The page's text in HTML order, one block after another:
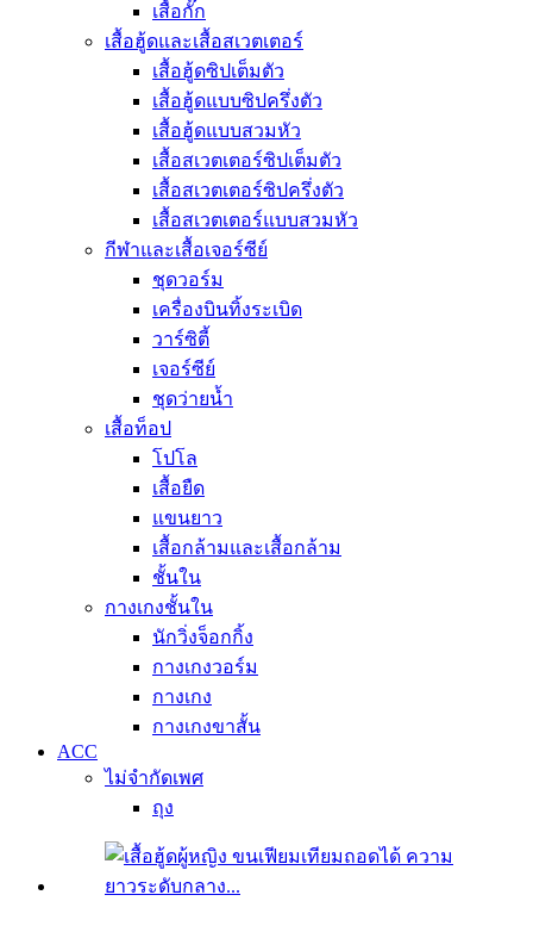
เสื้อกั๊ก
เสื้อฮู้ดและเสื้อสเวตเตอร์
เสื้อฮู้ดซิปเต็มตัว
เสื้อฮู้ดแบบซิปครึ่งตัว
เสื้อฮู้ดแบบสวมหัว
เสื้อสเวตเตอร์ซิปเต็มตัว
เสื้อสเวตเตอร์ซิปครึ่งตัว
เสื้อสเวตเตอร์แบบสวมหัว
กีฬาและเสื้อเจอร์ซีย์
ชุดวอร์ม
เครื่องบินทิ้งระเบิด
วาร์ซิตี้
เจอร์ซีย์
ชุดว่ายน้ำ
เสื้อท็อป
โปโล
เสื้อยืด
แขนยาว
เสื้อกล้ามและเสื้อกล้าม
ชั้นใน
กางเกงชั้นใน
นักวิ่งจ็อกกิ้ง
กางเกงวอร์ม
กางเกง
กางเกงขาสั้น
ACC
ไม่จำกัดเพศ
ถุง